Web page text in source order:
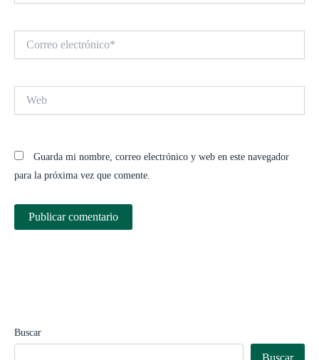
electrónico*
Guarda mi nombre, correo electrónico y web en este navegador
para la próxima vez que comente.
Buscar